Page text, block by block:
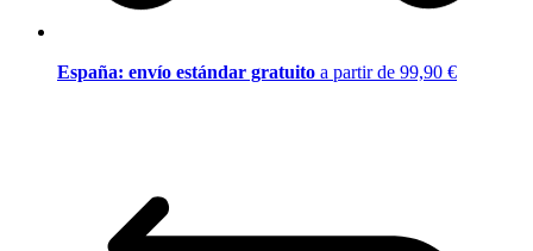
España: envío estándar gratuito a partir de 99,90 €